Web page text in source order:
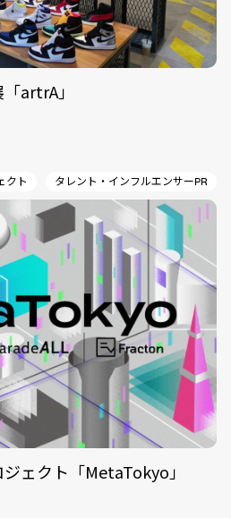
artrA」
クト タレント・インフルエンサーPR
ェクト「MetaTokyo」